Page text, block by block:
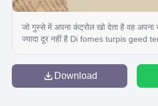
जो गुस्से में अपना कंट्रोल खो देता है वह
ज्यादा दूर नहीं है Di fomes turpis geed
purss it fasci geid uiterler. Risse a
Download